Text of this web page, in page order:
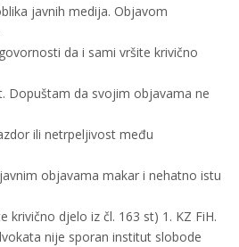
javnih medija. Objavom
da i sami vršite krivično
Dopuštam da svojim objavama ne
ili netrpeljivost među
objavama makar i nehatno istu
krivično djelo iz čl. 163 st) 1. KZ FiH.
nije sporan institut slobode